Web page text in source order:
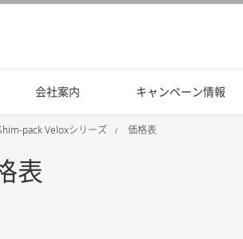
会社案内 キャンペーン情報
pack Veloxシリーズ 価格表
表